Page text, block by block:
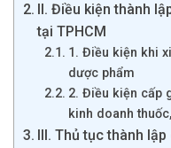
II. Điều kiện thành
tại TPHCM
1. Điều kiện khi
dược phẩm
2. Điều kiện cấp
kinh doanh
III. Thủ tục thành